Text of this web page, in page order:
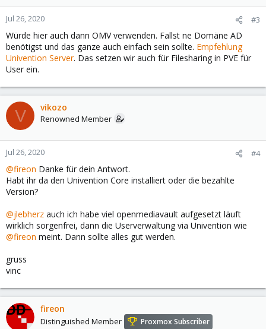
Jul 26, 2020 #3
Würde hier auch dann OMV verwenden. Fallst ne Domäne AD
benötigst und das ganze auch einfach sein sollte. Empfehlung
Univention Server. Das setzen wir auch für Filesharing in PVE für
User ein.
V vikozo
Renowned Member
Jul 26, 2020 #4
@fireon Danke für dein Antwort.
Habt ihr da den Univention Core installiert oder die bezahlte
Version?
@jlebherz auch ich habe viel openmediavault aufgesetzt läuft
wirklich sorgenfrei, dann die Userverwaltung via Univention wie
@fireon meint. Dann sollte alles gut werden.
gruss
vinc
fireon
Distinguished Member Proxmox Subscriber